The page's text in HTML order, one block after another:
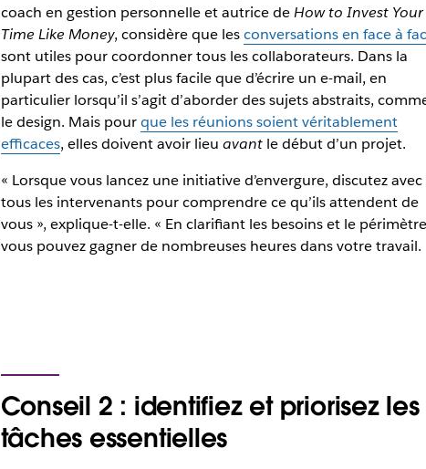
coach en gestion personnelle et autrice deHow to Invest Your
Time Like Money, considère que lesconversations en face à
sont utiles pour coordonner tous les collaborateurs. Dans la
plupart des cas, c’est plus facile que d’écrire un e-mail, en
particulier lorsqu’il s’agit d’aborder des sujets abstraits,
le design. Mais pourque les réunions soient véritablement
efficaces, elles doivent avoir lieu avantle début d’un projet.
« Lorsque vous lancez une initiative d’envergure, discutez avec
tous les intervenants pour comprendre ce qu’ils attendent de
vous », explique-t-elle. « En clarifiant les besoins et le
vous pouvez gagner de nombreuses heures dans votre travail.
Conseil 2 : identifiez et priorisez les
tâches essentielles